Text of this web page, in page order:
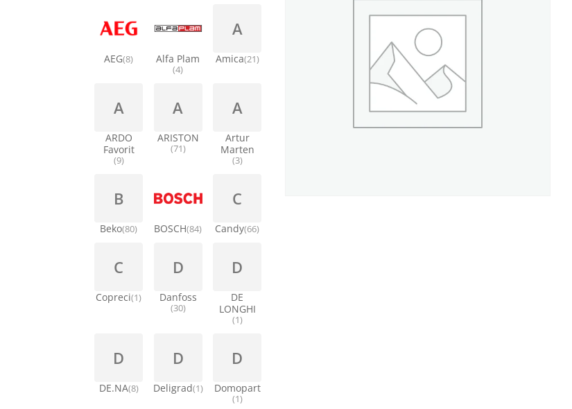
AEG(8) Alfa Plam
(4)
A
Amica(21)
A
ARDO
Favorit
(9)
A
ARISTON
(71)
A
Artur
Marten
(3)
B
Beko(80) BOSCH(84)
C
Candy(66)
C
Copreci(1)
D
Danfoss
(30)
D
DE
LONGHI
(1)
D
DE.NA(8)
D
Deligrad(1)
D
Domopart
(1)